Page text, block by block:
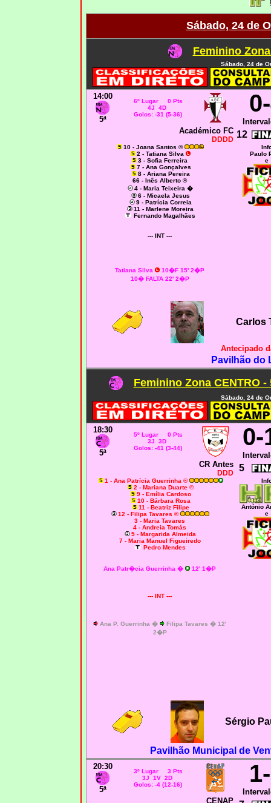
Sábado, 24 de
Feminino
Sábado, 24 de
14:00
5ª
6º Lugar 0 Pts
4J 4D
Golos: -31 (5-36)
Académico FC
DDDD 12
10 - Joana Santos ®
2 - Tatiana Silva
3 - Sofia Ferreira
7 - Ana Gonçalves
8 - Ariana Pereira
66 - Inês Alberto ®
4 - Maria Teixeira �
6 - Micaela Jesus
9 - Patrícia Correia
11 - Marlene Moreira
Fernando Magalhães
--- INT ---
Tatiana Silva
10�F 15' 2�P
10� FALTA 22' 2�P
Paulo
e
Carlos
Antecipado
Pavilhão do
Feminino Zona CENTRO -
Sábado, 24 de
18:30
5ª
5º Lugar 0 Pts
3J 3D
Golos: -41 (3-44)
0-
CR Antes
DDD 5
1 - Ana Patrícia Guerrinha ®
2 - Mariana Duarte ©
9 - Emília Cardoso
10 - Bárbara Rosa
11 - Beatriz Filipe
12 - Filipa Tavares ®
3 - Maria Tavares
4 - Andreia Tomás
5 - Margarida Almeida
7 - Maria Manuel Figueiredo
Pedro Mendes
Ana Patr�cia Guerrinha � 12' 1�P
--- INT ---
Ana P. Guerrinha �
Filipa Tavares � 12'
2�P
António
e
Sérgio
Pavilhão Municipal de
20:30
5ª
3º Lugar 3 Pts
3J 1V 2D
Golos: -4 (12-16)
CENAP